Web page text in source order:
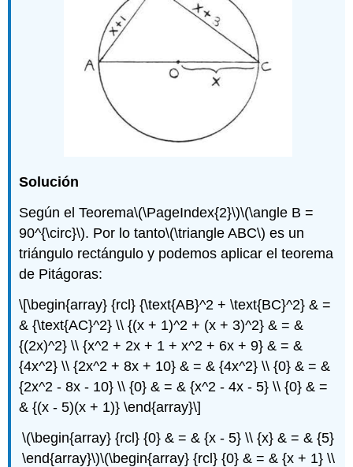
Solución
Según el Teorema\(\PageIndex{2}\)\(\angle B =
90^{\circ}\). Por lo tanto\(\triangle ABC\) es un
triángulo rectángulo y podemos aplicar el teorema
de Pitágoras:
\[\begin{array} {rcl} {\text{AB}^2 + \text{BC}^2} & =
& {\text{AC}^2} \\ {(x + 1)^2 + (x + 3)^2} & = &
{(2x)^2} \\ {x^2 + 2x + 1 + x^2 + 6x + 9} & = &
{4x^2} \\ {2x^2 + 8x + 10} & = & {4x^2} \\ {0} & = &
{2x^2 - 8x - 10} \\ {0} & = & {x^2 - 4x - 5} \\ {0} & =
& {(x - 5)(x + 1)} \end{array}\]
\(\begin{array} {rcl} {0} & = & {x - 5} \\ {x} & = & {5}
\end{array}\)\(\begin{array} {rcl} {0} & = & {x + 1} \\